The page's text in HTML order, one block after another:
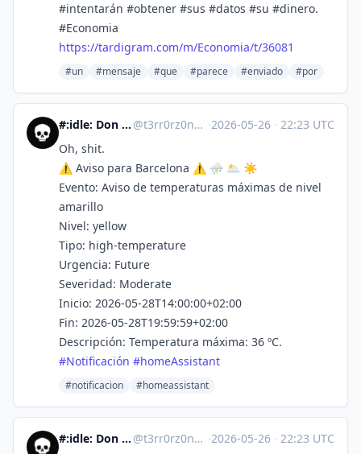
#intentarán #obtener #sus #datos #su #dinero.
#Economia
https://tardigram.com/m/Economia/t/36081
#un #mensaje #que #parece #enviado #por
#:idle: Don T3rr0r :antifa: @t3rr0rz0n3@xarxa.cloud ·2026-05-26 · 22:23 UTC
Oh, shit.
⚠️ Aviso para Barcelona ⚠️ ⛈️ 🌥️ ☀️
Evento: Aviso de temperaturas máximas de nivel
amarillo
Nivel: yellow
Tipo: high-temperature
Urgencia: Future
Severidad: Moderate
Inicio: 2026-05-28T14:00:00+02:00
Fin: 2026-05-28T19:59:59+02:00
Descripción: Temperatura máxima: 36 ºC.
#Notificación #homeAssistant
#notificacion #homeassistant
#:idle: Don T3rr0r :antifa: @t3rr0rz0n3@xarxa.cloud ·2026-05-26 · 22:23 UTC